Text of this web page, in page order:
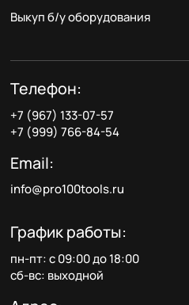
Выкуп б/у оборудования
Телефон:
+7 (967) 133-07-57
+7 (999) 766-84-54
Email:
info@pro100tools.ru
График работы:
пн-пт: с 09:00 до 18:00
сб-вс: выходной